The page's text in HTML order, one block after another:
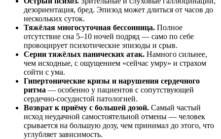
дезориентация, бред. Эпизод может длиться от часов до
нескольких суток.
Тяжёлая многосуточная бессонница. Полное
отсутствие сна 5–10 ночей подряд — само по себе
провоцирует психотические эпизоды и срыв.
Серии тяжёлых панических атак. Намного сильнее,
чем исходные, с ощущением «сейчас умру» и страхом
сойти с ума.
Гипертонические кризы и нарушения сердечного
ритма — особенно у пациентов с сопутствующей
сердечно-сосудистой патологией.
Возврат к приёму с большей дозой. Самый частый
исход неудачной самостоятельной отмены — человек
срывается на большую дозу, чем принимал до этого, что
углубляет зависимость.